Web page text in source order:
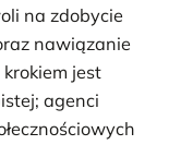
na zdobycie
nawiązanie
jest
agenci